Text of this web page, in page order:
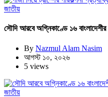
জাতীয়
সৌদি আরবে অগ্নিকাণ্ডে ১৬ বাংলাদেশীর
By Nazmul Alam Nasim
আগস্ট ১০, ২০২৬
5 views
জাতীয়